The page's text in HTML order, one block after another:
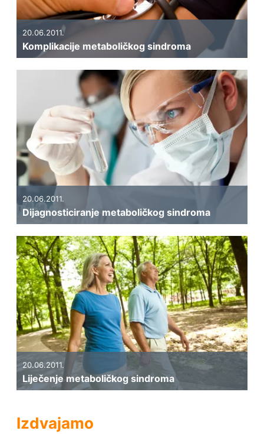
20.06.2011.
Komplikacije metaboličkog sindroma
20.06.2011.
Dijagnosticiranje metaboličkog sindroma
20.06.2011.
Liječenje metaboličkog sindroma
Izdvajamo